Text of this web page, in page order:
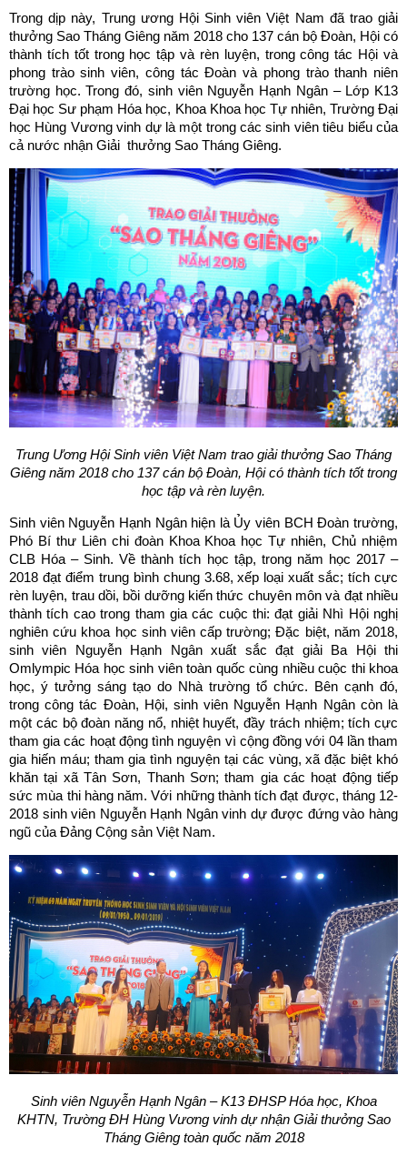
Trong dịp này, Trung ương Hội Sinh viên Việt Nam đã trao giải
thưởng Sao Tháng Giêng năm 2018 cho 137 cán bộ Đoàn, Hội có
thành tích tốt trong học tập và rèn luyện, trong công tác Hội và
phong trào sinh viên, công tác Đoàn và phong trào thanh niên
trường học. Trong đó, sinh viên Nguyễn Hạnh Ngân – Lớp K13
Đại học Sư phạm Hóa học, Khoa Khoa học Tự nhiên, Trường Đại
học Hùng Vương vinh dự là một trong các sinh viên tiêu biểu của
cả nước nhận Giải thưởng Sao Tháng Giêng.
Trung Ương Hội Sinh viên Việt Nam trao giải thưởng Sao Tháng
Giêng năm 2018 cho 137cán bộ Đoàn, Hội có thành tích tốt trong
học tập và rèn luyện.
Sinh viên Nguyễn Hạnh Ngân hiện là Ủy viên BCH Đoàn trường,
Phó Bí thư Liên chi đoàn Khoa Khoa học Tự nhiên, Chủ nhiệm
CLB Hóa – Sinh. Về thành tích học tập, trong năm học 2017 –
2018 đạt điểm trung bình chung 3.68, xếp loại xuất sắc; tích cực
rèn luyện, trau dồi, bồi dưỡng kiến thức chuyên môn và đạt nhiều
thành tích cao trong tham gia các cuộc thi: đạt giải Nhì Hội nghị
nghiên cứu khoa học sinh viên cấp trường; Đặc biệt, năm 2018,
sinh viên Nguyễn Hạnh Ngân xuất sắc đạt giải Ba Hội thi
Omlympic Hóa học sinh viên toàn quốc cùng nhiều cuộc thi khoa
học, ý tưởng sáng tạo do Nhà trường tổ chức. Bên cạnh đó,
trong công tác Đoàn, Hội, sinh viên Nguyễn Hạnh Ngân còn là
một các bộ đoàn năng nổ, nhiệt huyết, đầy trách nhiệm; tích cực
tham gia các hoạt động tình nguyện vì cộng đồng với 04 lần tham
gia hiến máu; tham gia tình nguyện tại các vùng, xã đặc biệt khó
khăn tại xã Tân Sơn, Thanh Sơn; tham gia các hoạt động tiếp
sức mùa thi hàng năm. Với những thành tích đạt được, tháng 12-
2018 sinh viên Nguyễn Hạnh Ngân vinh dự được đứng vào hàng
ngũ của Đảng Cộng sản Việt Nam.
Sinh viên Nguyễn Hạnh Ngân – K13 ĐHSP Hóa học, Khoa
KHTN, Trường ĐH Hùng Vương vinh dự nhận Giải thưởng Sao
Tháng Giêng toàn quốc năm 2018